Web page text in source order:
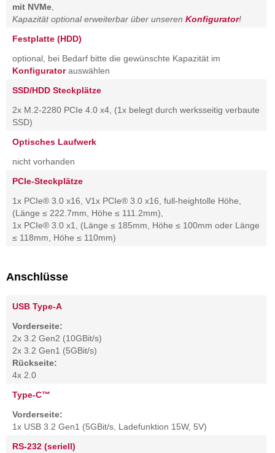
mit NVMe
Kapazität optional erweiterbar über unseren Konfigurator!
Festplatte (HDD)
optional, bei Bedarf bitte die gewünschte Kapazität im
Konfiguratorauswählen
SSD/HDD Steckplätze
2x M.2-2280 PCIe 4.0 x4, (1x belegt durch werksseitig verbaute
SSD)
Optisches Laufwerk
nicht vorhanden
PCIe-Steckplätze
1x PCIe® 3.0 x16, V1x PCIe® 3.0 x16, full-heightolle Höhe,
(Länge ≤ 222.7mm, Höhe ≤ 111.2mm),
1x PCIe® 3.0 x1, (Länge ≤ 185mm, Höhe ≤ 100mm oder Länge
≤ 118mm, Höhe ≤ 110mm)
Anschlüsse
USB Type-A
Vorderseite:
2x 3.2 Gen2 (10GBit/s)
2x 3.2 Gen1 (5GBit/s)
Rückseite:
4x 2.0
Type-C™
Vorderseite:
1x USB 3.2 Gen1 (5GBit/s, Ladefunktion 15W, 5V)
RS-232 (seriell)